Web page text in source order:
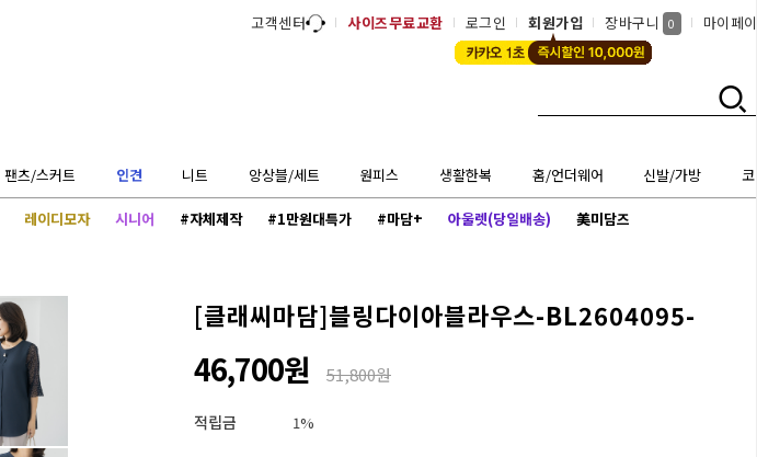
고객센터 사이즈무료교환 로그인 회원가입 장바구니 0 마이페
팬츠/스커트 인견 니트 앙상블/세트 원피스 생활한복 홈/언더웨어 신발/가방
레이디모자 시니어 #자체제작 #1만원대특가 #마담+ 아울렛(당일배송) 美미담즈
[클래씨마담]블링다이아블라우스-BL2604095-
46,700원 51,800원
적립금 1%